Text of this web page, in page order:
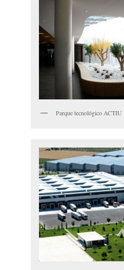
Parque tecnológico ACTIU